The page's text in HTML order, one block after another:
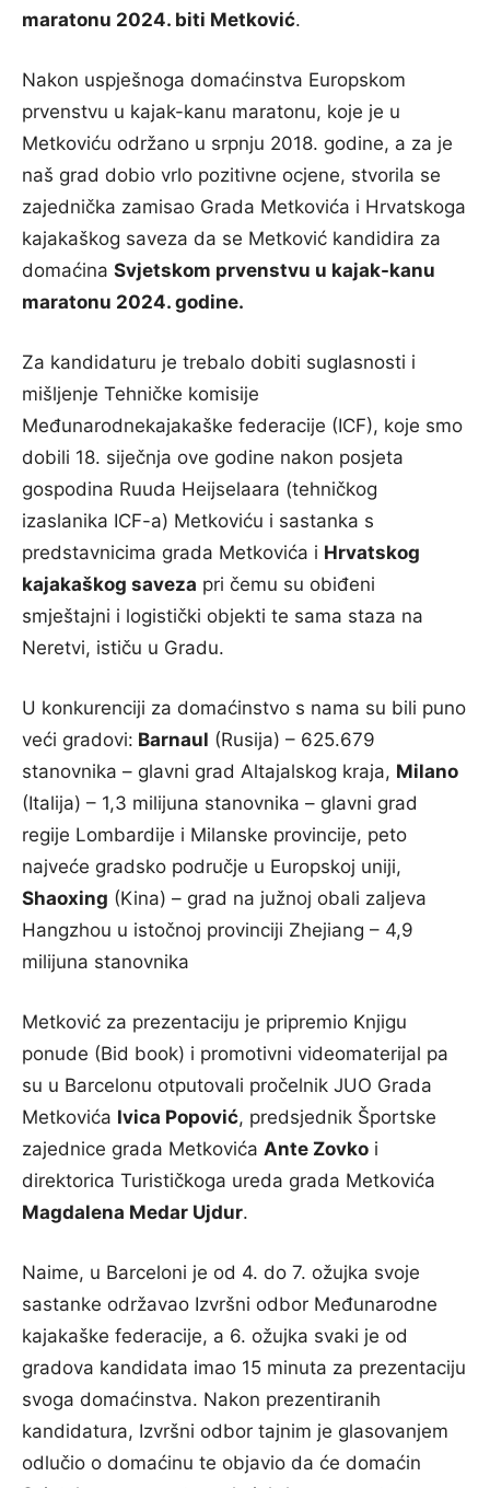
maratonu 2024. biti Metković.
Nakon uspješnoga domaćinstva Europskom
prvenstvu u kajak-kanu maratonu, koje je u
Metkoviću održano u srpnju 2018. godine, a za je
naš grad dobio vrlo pozitivne ocjene, stvorila se
zajednička zamisao Grada Metkovića i Hrvatskoga
kajakaškog saveza da se Metković kandidira za
domaćina Svjetskom prvenstvu u kajak-kanu
maratonu 2024. godine.
Za kandidaturu je trebalo dobiti suglasnosti i
mišljenje Tehničke komisije
Međunarodnekajakaške federacije (ICF), koje smo
dobili 18. siječnja ove godine nakon posjeta
gospodina Ruuda Heijselaara (tehničkog
izaslanika ICF-a) Metkoviću i sastanka s
predstavnicima grada Metkovića i Hrvatskog
kajakaškog saveza pri čemu su obiđeni
smještajni i logistički objekti te sama staza na
Neretvi, ističu u Gradu.
U konkurenciji za domaćinstvo s nama su bili puno
veći gradovi: Barnaul (Rusija) – 625.679
stanovnika – glavni grad Altajalskog kraja, Milano
(Italija) – 1,3 milijuna stanovnika – glavni grad
regije Lombardije i Milanske provincije, peto
najveće gradsko područje u Europskoj uniji,
Shaoxing (Kina) – grad na južnoj obali zaljeva
Hangzhou u istočnoj provinciji Zhejiang – 4,9
milijuna stanovnika
Metković za prezentaciju je pripremio Knjigu
ponude (Bid book) i promotivni videomaterijal pa
su u Barcelonu otputovali pročelnik JUO Grada
Metkovića Ivica Popović, predsjednik Športske
zajednice grada Metkovića Ante Zovko i
direktorica Turističkoga ureda grada Metkovića
Magdalena Medar Ujdur.
Naime, u Barceloni je od 4. do 7. ožujka svoje
sastanke održavao Izvršni odbor Međunarodne
kajakaške federacije, a 6. ožujka svaki je od
gradova kandidata imao 15 minuta za prezentaciju
svoga domaćinstva. Nakon prezentiranih
kandidatura, Izvršni odbor tajnim je glasovanjem
odlučio o domaćinu te objavio da će domaćin